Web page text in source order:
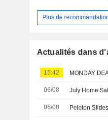
Plus de
Actualités dans
15:42
06/08
06/08